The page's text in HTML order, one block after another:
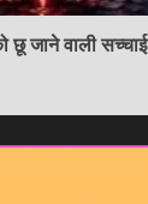
छू जाने वाली सच्चाई